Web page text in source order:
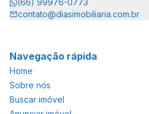
(66) 99976-0773
contato@diasimobiliaria.com.br
Navegação rápida
Home
Sobre nós
Buscar imóvel